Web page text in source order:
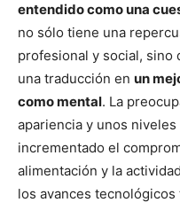
entendido como una
no sólo tiene una
profesional y social, sino
una traducción en un
como mental. La
apariencia y unos
incrementado el
alimentación y la
los avances